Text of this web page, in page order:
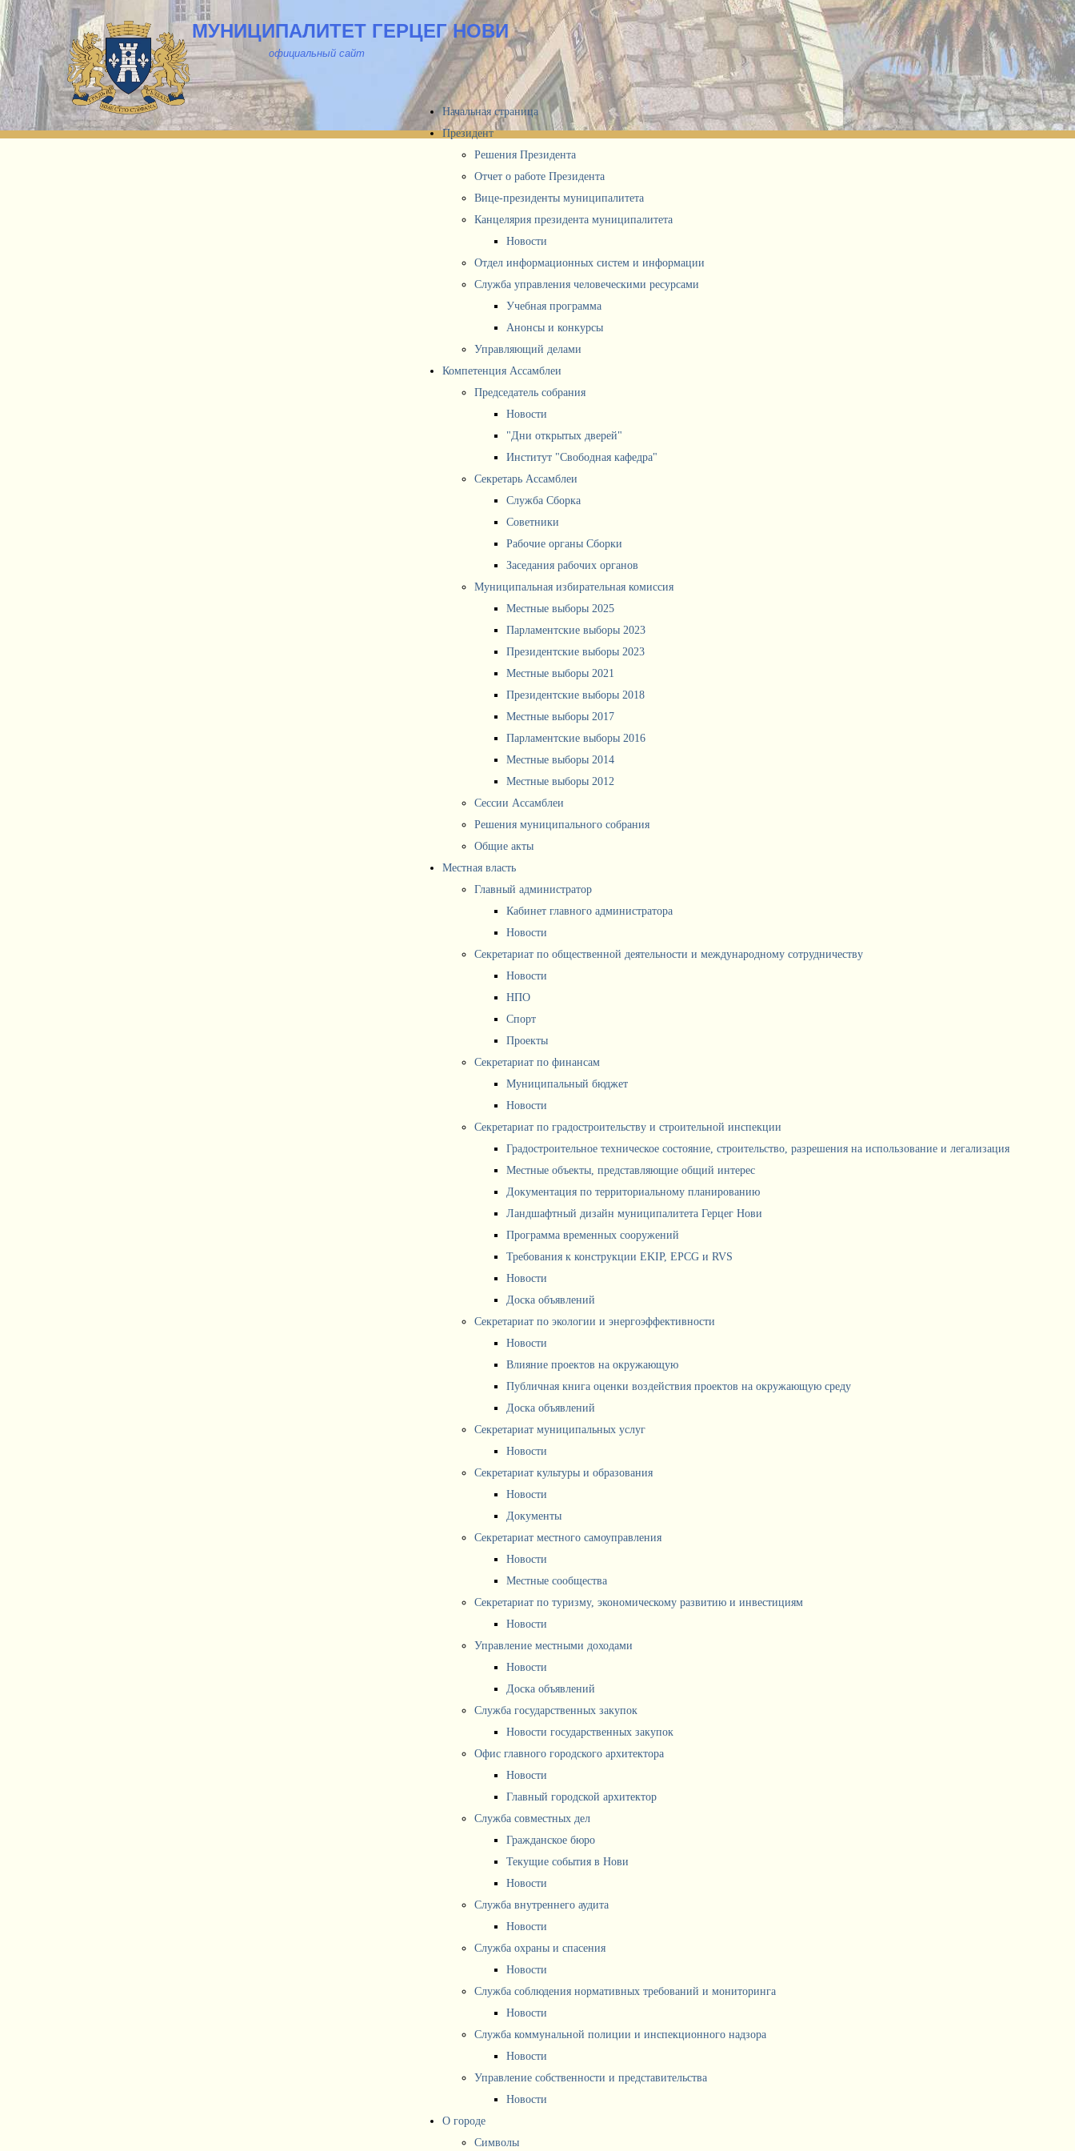
МУНИЦИПАЛИТЕТ ГЕРЦЕГ НОВИ
официальный сайт
Начальная страница
Президент
Решения Президента
Отчет о работе Президента
Вице-президенты муниципалитета
Канцелярия президента муниципалитета
Новости
Отдел информационных систем и информации
Служба управления человеческими ресурсами
Учебная программа
Анонсы и конкурсы
Управляющий делами
Компетенция Ассамблеи
Председатель собрания
Новости
"Дни открытых дверей"
Институт "Свободная кафедра"
Секретарь Ассамблеи
Служба Сборка
Советники
Рабочие органы Сборки
Заседания рабочих органов
Муниципальная избирательная комиссия
Местные выборы 2025
Парламентские выборы 2023
Президентские выборы 2023
Местные выборы 2021
Президентские выборы 2018
Местные выборы 2017
Парламентские выборы 2016
Местные выборы 2014
Местные выборы 2012
Сессии Ассамблеи
Решения муниципального собрания
Общие акты
Местная власть
Главный администратор
Кабинет главного администратора
Новости
Секретариат по общественной деятельности и международному сотрудничеству
Новости
НПО
Спорт
Проекты
Секретариат по финансам
Муниципальный бюджет
Новости
Секретариат по градостроительству и строительной инспекции
Градостроительное техническое состояние, строительство, разрешения на использование и легализация
Местные объекты, представляющие общий интерес
Документация по территориальному планированию
Ландшафтный дизайн муниципалитета Герцег Нови
Программа временных сооружений
Требования к конструкции EKIP, EPCG и RVS
Новости
Доска объявлений
Секретариат по экологии и энергоэффективности
Новости
Влияние проектов на окружающую
Публичная книга оценки воздействия проектов на окружающую среду
Доска объявлений
Секретариат муниципальных услуг
Новости
Секретариат культуры и образования
Новости
Документы
Секретариат местного самоуправления
Новости
Местные сообщества
Секретариат по туризму, экономическому развитию и инвестициям
Новости
Управление местными доходами
Новости
Доска объявлений
Служба государственных закупок
Новости государственных закупок
Офис главного городского архитектора
Новости
Главный городской архитектор
Служба совместных дел
Гражданское бюро
Текущие события в Нови
Новости
Служба внутреннего аудита
Новости
Служба охраны и спасения
Новости
Служба соблюдения нормативных требований и мониторинга
Новости
Служба коммунальной полиции и инспекционного надзора
Новости
Управление собственности и представительства
Новости
О городе
Символы